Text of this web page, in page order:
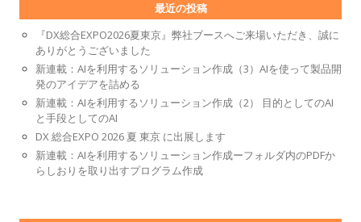
最近の投稿
『DX総合EXPO2026夏東京』弊社ブースへご来場いただき、誠に
ありがとうございました
新連載：AIを利用するソリューション作成（3）AIを使って製品開
発のアイデアを詰める
新連載：AIを利用するソリューション作成（2） 目的としてのAI
と手段としてのAI
DX 総合EXPO 2026 夏 東京 に出展します
新連載：AIを利用するソリューション作成ーフォルダ内のPDFか
らしおりを取り出すプログラム作成